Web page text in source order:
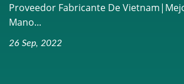
Proveedor Fabricante De
Mano...
26 Sep, 2022